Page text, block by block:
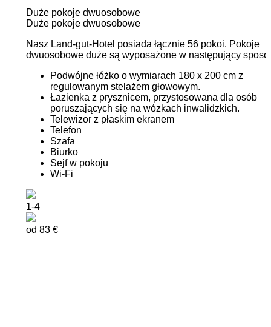
Duże pokoje dwuosobowe
Duże pokoje dwuosobowe
Nasz Land-gut-Hotel posiada łącznie 56 pokoi. Pokoje
dwuosobowe duże są wyposażone w następujący
Podwójne łóżko o wymiarach 180 x 200 cm z
regulowanym stelażem głowowym.
Łazienka z prysznicem, przystosowana dla osób
poruszających się na wózkach inwalidzkich.
Telewizor z płaskim ekranem
Telefon
Szafa
Biurko
Sejf w pokoju
Wi-Fi
1-4
od 83 €